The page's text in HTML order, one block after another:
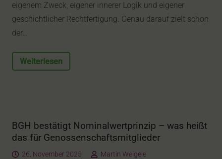
eigenem Zweck, eigener innerer Logik und eigener
geschichtlicher Rechtfertigung. Genau darauf zielt schon
der…
Weiterlesen
BGH bestätigt Nominalwertprinzip – was heißt
das für Genossenschaftsmitglieder
26. November 2025
Martin Weigele